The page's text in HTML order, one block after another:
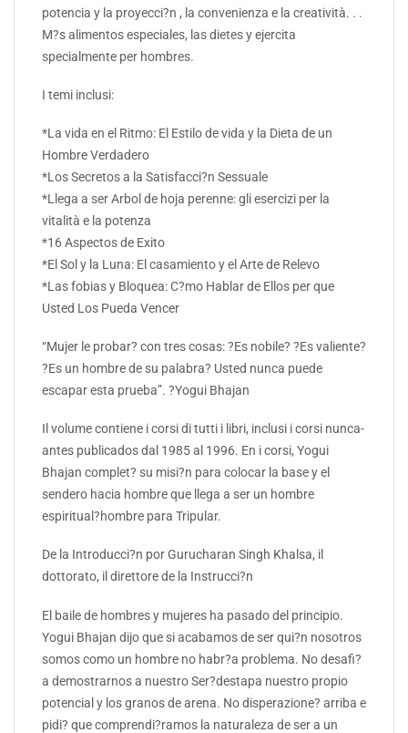
potencia y la proyecci?n , la convenienza e la creatività. . .
M?s alimentos especiales, las dietes y ejercita
specialmente per hombres.
I temi inclusi:
*La vida en el Ritmo: El Estilo de vida y la Dieta de un
Hombre Verdadero
*Los Secretos a la Satisfacci?n Sessuale
*Llega a ser Arbol de hoja perenne: gli esercizi per la
vitalità e la potenza
*16 Aspectos de Exito
*El Sol y la Luna: El casamiento y el Arte de Relevo
*Las fobias y Bloquea: C?mo Hablar de Ellos per que
Usted Los Pueda Vencer
“Mujer le probar? con tres cosas: ?Es nobile? ?Es valiente?
?Es un hombre de su palabra? Usted nunca puede
escapar esta prueba”. ?Yogui Bhajan
Il volume contiene i corsi di tutti i libri, inclusi i corsi nunca-
antes publicados dal 1985 al 1996. En i corsi, Yogui
Bhajan complet? su misi?n para colocar la base y el
sendero hacia hombre que llega a ser un hombre
espiritual?hombre para Tripular.
De la Introducci?n por Gurucharan Singh Khalsa, il
dottorato, il direttore de la Instrucci?n
El baile de hombres y mujeres ha pasado del principio.
Yogui Bhajan dijo que si acabamos de ser qui?n nosotros
somos como un hombre no habr?a problema. No desafi?
a demostrarnos a nuestro Ser?destapa nuestro propio
potencial y los granos de arena. No disperazione? arriba e
pidi? que comprendi?ramos la naturaleza de ser a un